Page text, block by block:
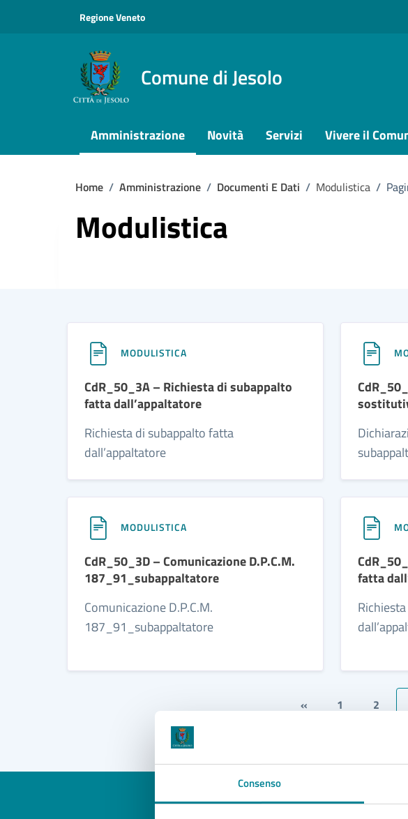
Consenso
Regione Veneto
Comune di Jesolo
Amministrazione Novità Servizi Vivere il
Home / Amministrazione / Documenti E Dati / Modulistica /
Modulistica
MODULISTICA
CdR_50_3A – Richiesta di subappalto
fatta dall’appaltatore
Richiesta di subappalto fatta
dall’appaltatore
MODULISTICA
CdR_50_3D – Comunicazione D.P.C.M.
187_91_subappaltatore
Comunicazione D.P.C.M.
187_91_subappaltatore
fatta
« 1 2